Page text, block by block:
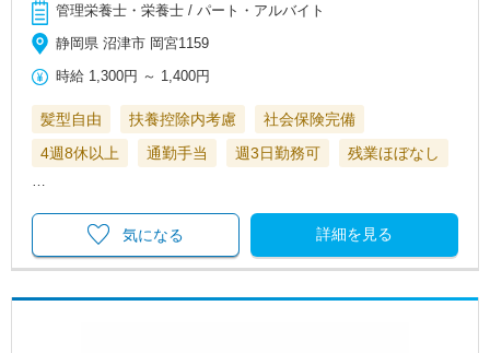
管理栄養士・栄養士 / パート・アルバイト
静岡県 沼津市 岡宮1159
時給 1,300円 ～ 1,400円
髪型自由 扶養控除内考慮
社会保険完備
4週8休以上
通勤手当 週3日勤務可 残業ほぼなし
詳細を見る
気になる